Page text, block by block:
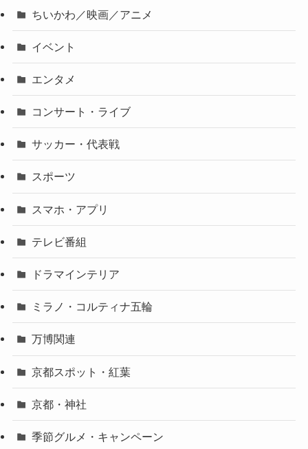
ちいかわ／映画／アニメ
イベント
エンタメ
コンサート・ライブ
サッカー・代表戦
スポーツ
スマホ・アプリ
テレビ番組
ドラマインテリア
ミラノ・コルティナ五輪
万博関連
京都スポット・紅葉
京都・神社
季節グルメ・キャンペーン